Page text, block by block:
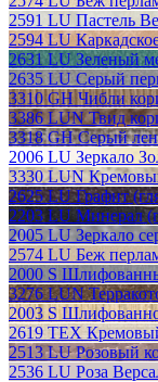
2591 LU Пастель
2594 LU
2631 LU Зеленый
2635 LU Серый
3310 GH Чибли
3386 LUN Твид
3318 GH Серый лен
2006 LU Зеркало
3330 LUN
2625 LU Графит
2203 LU Минерал
2005 LU Зеркало
2574 LU Беж
2000 S
3276 LUN
2003 S
2619 TEX
2513 LU Розовый
2536 LU Роза